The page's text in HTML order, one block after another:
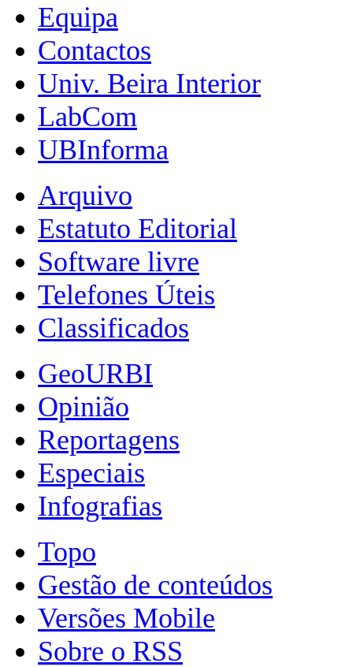
Equipa
Contactos
Univ. Beira Interior
LabCom
UBInforma
Arquivo
Estatuto Editorial
Software livre
Telefones Úteis
Classificados
GeoURBI
Opinião
Reportagens
Especiais
Infografias
Topo
Gestão de conteúdos
Versões Mobile
Sobre o RSS